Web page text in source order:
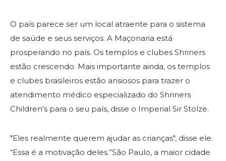
O país parece ser um local atraente para o sistema
de saúde e seus serviços. A Maçonaria está
prosperando no país. Os templos e clubes Shriners
estão crescendo. Mais importante ainda, os templos
e clubes brasileiros estão ansiosos para trazer o
atendimento médico especializado do Shriners
Children's para o seu país, disse o Imperial Sir Stolze.
"Eles realmente querem ajudar as crianças", disse ele.
“Essa é a motivação deles.”São Paulo, a maior cidade